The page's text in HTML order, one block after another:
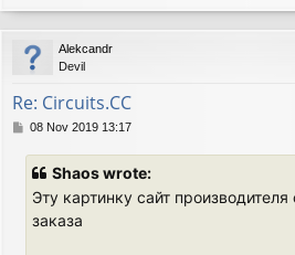
Alekcandr
Devil
Re: Circuits.CC
P08 Nov 2019 13:17
Shaos wrote:
Эту картинку сайт
заказа